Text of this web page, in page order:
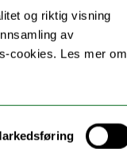
og riktig visning
av
cookies. Les mer om